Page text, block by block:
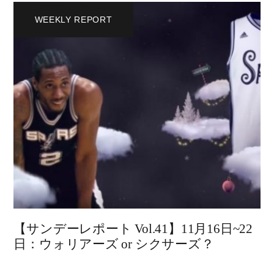
WEEKLY REPORT
【サンデーレポート Vol.41】11月16日~22
日：ウォリアーズ or シクサーズ？